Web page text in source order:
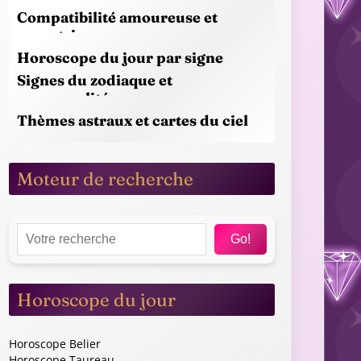
Compatibilité amoureuse et
synastrie
Horoscope du jour par signe
Signes du zodiaque et
personnalités
Thèmes astraux et cartes du ciel
Moteur de recherche
Go!
Horoscope du jour
Horoscope Belier